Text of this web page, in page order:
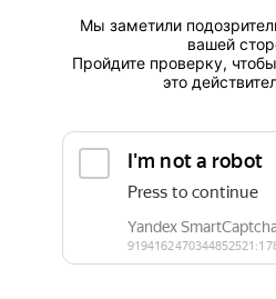
Мы заметили
вашей
Пройдите проверку,
это